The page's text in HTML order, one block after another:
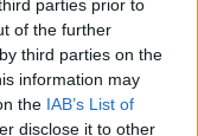
parties prior to
of the further
third parties on the
information may
the IAB’s List of
disclose it to other